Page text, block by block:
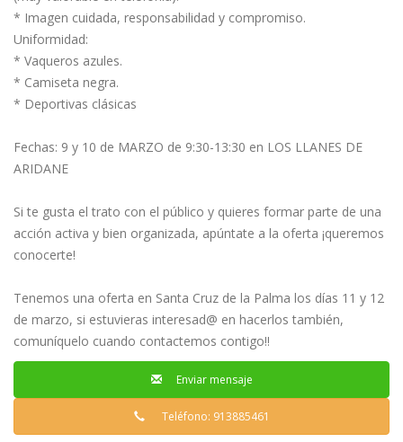
* Imagen cuidada, responsabilidad y compromiso.
Uniformidad:
* Vaqueros azules.
* Camiseta negra.
* Deportivas clásicas
Fechas: 9 y 10 de MARZO de 9:30-13:30 en LOS LLANES DE
ARIDANE
Si te gusta el trato con el público y quieres formar parte de una
acción activa y bien organizada, apúntate a la oferta ¡queremos
conocerte!
Tenemos una oferta en Santa Cruz de la Palma los días 11 y 12
de marzo, si estuvieras interesad@ en hacerlos también,
comuníquelo cuando contactemos contigo!!
Enviar mensaje
Teléfono: 913885461